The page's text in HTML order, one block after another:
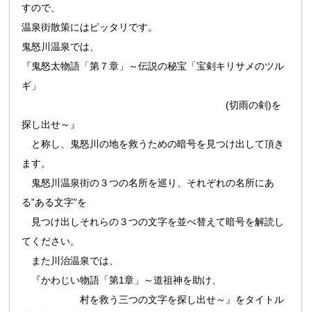
すので、
温泉街散策にはピッタリです。
鬼怒川温泉では、
『鬼怒太物語「第７章」～伝説の秘宝「宝剣キリサメのツル
ギ」
(切雨の剣)を
探し出せ～』
と称し、鬼怒川の地を救うための暗号を見つけ出して頂き
ます。
鬼怒川温泉街の３つの名所を巡り、それぞれの名所にあ
る”ある文字”を
見つけ出しそれらの３つの文字を並べ替えて暗号を解読し
てください。
また川治温泉では、
『かわじい物語「第1章」～道祖神を助け、
村を救う三つの文字を探し出せ～』をタイトル